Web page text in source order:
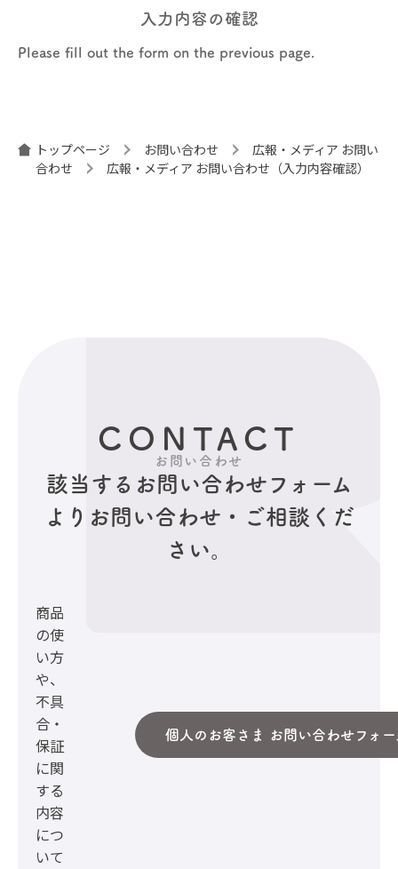
入力内容の確認
Please fill out the form on the previous page.
トップページ お問い合わせ
広報・メディア お問い
合わせ
広報・メディア お問い合わせ（入力内容確認）
CONTACT
お問い合わせ
該当するお問い合わせフォーム
より お問い合わせ・ご相談くだ
さい。
商品
の使
い方
や、
不具
合・
保証
に関
する
内容
につ
いて
個人のお客さま お問い合わせフォー